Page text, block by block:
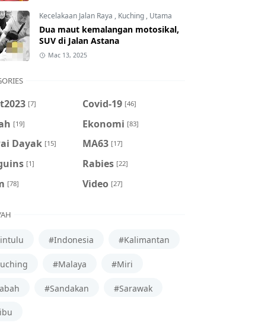
Kecelakaan Jalan Raya , Kuching , Utama
Dua maut kemalangan motosikal,
SUV di Jalan Astana
Mac 13, 2025
[7] Covid-19 [46]
[19] Ekonomi [83]
Dayak [15] MA63 [17]
[1] Rabies [22]
[78] Video [27]
#Indonesia #Kalimantan
#Malaya #Miri
#Sandakan #Sarawak